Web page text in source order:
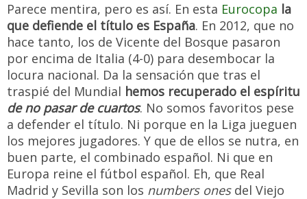
Parece mentira, pero es así. En esta Eurocopa la
que defiende el título es España. En 2012, que no
hace tanto, los de Vicente del Bosque pasaron
por encima de Italia (4-0) para desembocar la
locura nacional. Da la sensación que tras el
traspié del Mundial hemos recuperado el espíritu
de no pasar de cuartos. No somos favoritos pese
a defender el título. Ni porque en la Liga jueguen
los mejores jugadores. Y que de ellos se nutra, en
buen parte, el combinado español. Ni que en
Europa reine el fútbol español. Eh, que Real
Madrid y Sevilla son los numbers onesdel Viejo